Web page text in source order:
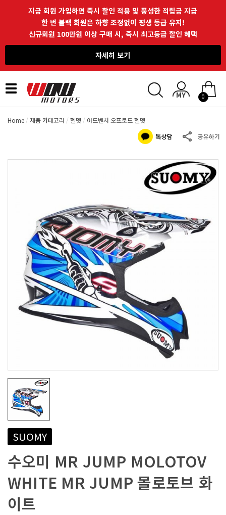
지금 회원 가입하면 즉시 할인 적용 및 풍성한 적립금 지급
한 번 블랙 회원은 하향 조정없이 평생 등급 유지!
신규회원 100만원 이상 구매 시, 즉시 최고등급 할인 혜택
자세히 보기
Toggle
navigation
0
Home 제품 카테고리 헬멧 어드벤처 오프로드 헬멧
SUOMY
수오미 MR JUMP MOLOTOV
WHITE MR JUMP 몰로토브 화
이트